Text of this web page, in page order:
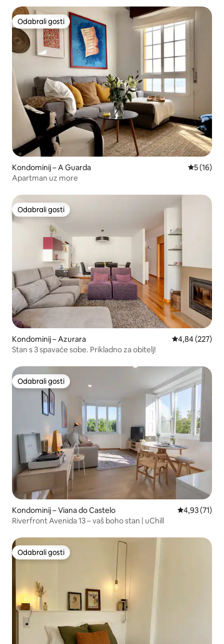
Odabrali gosti
Odabrali gosti
Kondominij – A Guarda Prosječna
5 (16)
Apartman uz more
Odabrali gosti
Odabrali gosti
Kondominij – Azurara Prosječna
4,84 (227)
Stan s 3 spavaće sobe. Prikladno za obitelj!
Odabrali gosti
Odabrali gosti
Kondominij – Viana do Castelo Prosječna
4,93 (71)
Riverfront Avenida 13 – vaš boho stan | uChill
Odabrali gosti
Odabrali gosti